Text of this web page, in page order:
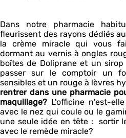
Dans notre pharmacie
fleurissent des rayons dédiés
la crème miracle qui vous
dormant au vernis à ongles
boîtes de Doliprane et un
passer sur le comptoir un
sensibles et un rouge à lèvres
rentrer dans une pharmacie
maquillage? L'officine n'est-
avec le nez qui coule ou le
une seule idée en tête : sortir
avec le remède miracle?